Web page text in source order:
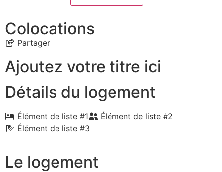
Colocations
Partager
Ajoutez votre titre ici
Détails du logement
Élément de liste #1
Élément de liste #2
Élément de liste #3
Le logement